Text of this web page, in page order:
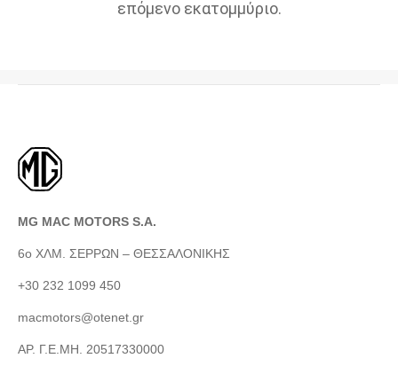
επόμενο εκατομμύριο.
MG MAC MOTORS S.A.
6ο ΧΛΜ. ΣΕΡΡΩΝ – ΘΕΣΣΑΛΟΝΙΚΗΣ
+30 232 1099 450
macmotors@otenet.gr
ΑΡ. Γ.Ε.ΜΗ. 20517330000